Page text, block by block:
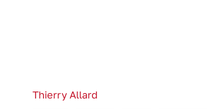
Thierry Allard